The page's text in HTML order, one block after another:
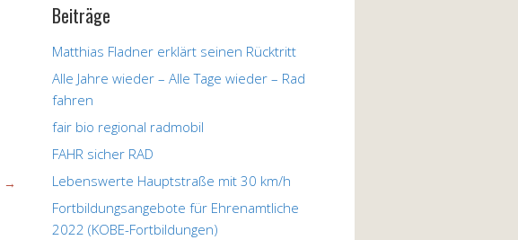
→
Beiträge
Matthias Fladner erklärt seinen Rücktritt
Alle Jahre wieder – Alle Tage wieder – Rad
fahren
fair bio regional radmobil
FAHR sicher RAD
Lebenswerte Hauptstraße mit 30 km/h
Fortbildungsangebote für Ehrenamtliche
2022 (KOBE-Fortbildungen)